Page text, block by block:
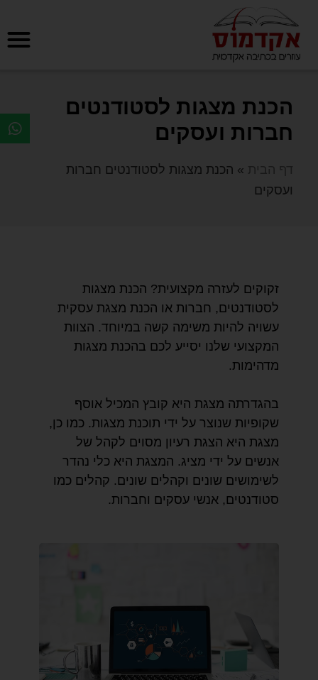
הכנת מצגות לסטודנטים
חברות ועסקים
דף הבית » הכנת מצגות לסטודנטים חברות
ועסקים
זקוקים לעזרה מקצועית? הכנת מצגות
לסטודנטים, חברות או הכנת מצגת עסקית
עשויה להיות משימה קשה במיוחד. הצוות
המקצועי שלנו יסייע לכם בהכנת מצגות
מדהימות.
בהגדרתה מצגת היא קובץ המכיל אוסף
שקופיות שנוצר על ידי תוכנת מצגות. כמו כן,
מצגת היא הצגת רעיון מסוים לקהל של
אנשים על ידי מציג. המצגת היא כלי נהדר
לשימושים שונים וקהלים שונים. קהלים כמו
סטודנטים, אנשי עסקים וחברות.